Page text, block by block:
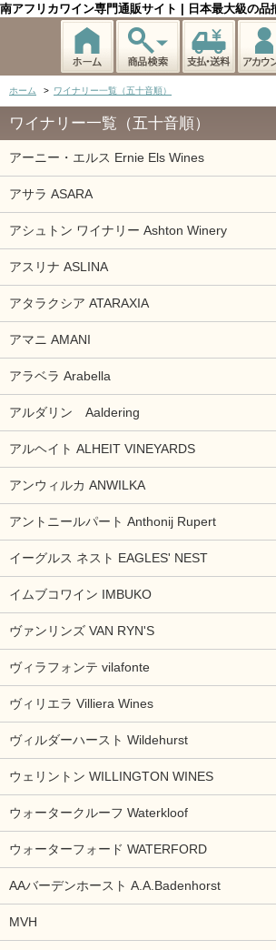
南アフリカワイン専門通販サイト | 日本最大級の品
ホーム > ワイナリー一覧（五十音順）
ワイナリー一覧（五十音順）
アーニー・エルス Ernie Els Wines
アサラ ASARA
アシュトン ワイナリー Ashton Winery
アスリナ ASLINA
アタラクシア ATARAXIA
アマニ AMANI
アラベラ Arabella
アルダリン Aaldering
アルヘイト ALHEIT VINEYARDS
アンウィルカ ANWILKA
アントニールパート Anthonij Rupert
イーグルス ネスト EAGLES' NEST
イムブコワイン IMBUKO
ヴァンリンズ VAN RYN'S
ヴィラフォンテ vilafonte
ヴィリエラ Villiera Wines
ヴィルダーハースト Wildehurst
ウェリントン WILLINGTON WINES
ウォータークルーフ Waterkloof
ウォーターフォード WATERFORD
AAバーデンホースト A.A.Badenhorst
MVH